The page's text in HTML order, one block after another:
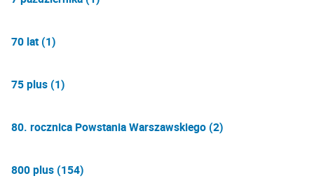
70 lat (1)
75 plus (1)
80. rocznica Powstania Warszawskiego (2)
800 plus (154)